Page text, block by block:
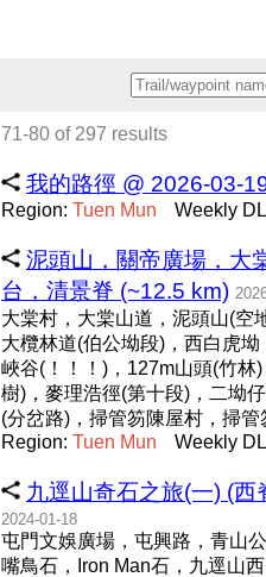
71-80 of 297 results
我的路徑 @ 2026-03-
Region: Tuen Mun Weekly
泥頭山，關帝廣場，大
台，清景脊 (~12.5 km)
大棠村，大棠山道，泥頭山(空
大欖林道(伯公坳段)，西白虎
峽谷(！！！)，127m山頭(竹
樹)，麥理浩徑(第十段)，二坳
(分岔路)，掃管笏陳屋村，掃
Region: Tuen Mun Weekly
九逕山奇石之旅(一) (
2024-01-18
屯門文娛廣場，屯興路，青山
嘴鳥石，Iron Man石，九逕山